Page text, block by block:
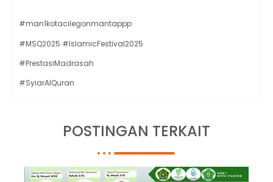
#man1kotacilegonmantappp
#MSQ2025 #IslamicFestival2025
#PrestasiMadrasah
#SyiarAlQuran
POSTINGAN TERKAIT